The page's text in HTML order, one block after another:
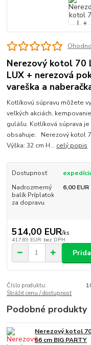
Nerezový kotol 70
LUX + nerezová
vareška a
Kotlíkovú súpravu môžete
veľkých akciách,
gulášu. Kotlíková súprava
obsahuje: Nerezový kotol
Výška: 32 cm H... celý popis
Dostupnosť
Nadrozmerný
balík Príplatok
za dopravu
6,00 EUR
514,00 EUR/ks
417,89 EUR bez DPH
Číslo produktu:
Strážiť cenu / dostupnosť
Podobné produkty
Nerezový kotol
56 cm BIG PARTY